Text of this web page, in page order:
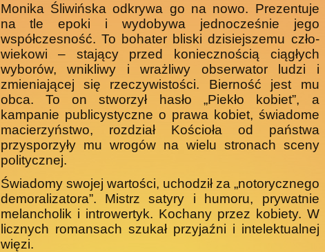
Monika Śliwińska odkrywa go na nowo. Prezentuje
na tle epoki i wydo­bywa jednocześnie jego
współczesność. To bohater bliski dzisiejszemu czło­
wiekowi – stający przed koniecznością ciągłych
wyborów, wnikliwy i wrażliwy obserwator ludzi i
zmieniającej się rzeczywistości. Bierność jest mu
obca. To on stworzył hasło „Piekło kobiet”, a
kampanie publicystyczne o prawa kobiet, świadome
macierzyństwo, roz­dział Kościoła od państwa
przysporzyły mu wrogów na wielu stronach sceny
politycznej.
Świadomy swojej wartości, uchodził za „notorycznego
demoralizatora”. Mistrz satyry i humoru, prywatnie
melancholik i introwertyk. Kochany przez kobiety. W
licznych romansach szukał przyjaźni i intelektualnej
więzi.